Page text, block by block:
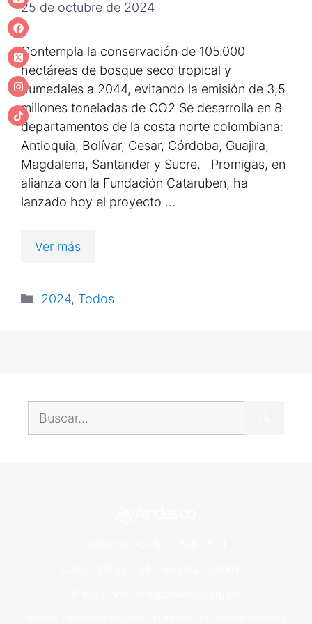
25 de octubre de 2024
Contempla la conservación de 105.000
hectáreas de bosque seco tropical y
humedales a 2044, evitando la emisión de 3,5
millones toneladas de CO2 Se desarrolla en 8
departamentos de la costa norte colombiana:
Antioquia, Bolívar, Cesar, Córdoba, Guajira,
Magdalena, Santander y Sucre. Promigas, en
alianza con la Fundación Cataruben, ha
lanzado hoy el proyecto …
Ver más
2024, Todos